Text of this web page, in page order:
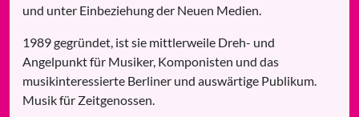
und unter Einbeziehung der Neuen Medien.
1989 gegründet, ist sie mittlerweile Dreh- und
Angelpunkt für Musiker, Komponisten und das
musikinteressierte Berliner und auswärtige Publikum.
Musik für Zeitgenossen.